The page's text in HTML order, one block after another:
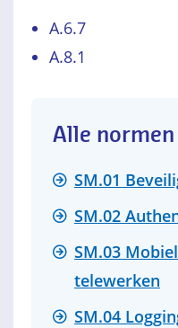
A.6.7
A.8.1
Alle
SM.01
SM.02
SM.03
telewerken
SM.04